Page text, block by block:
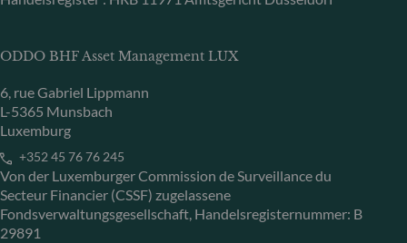
ODDO BHF Asset Management LUX
6, rue Gabriel Lippmann
L-5365 Munsbach
Luxemburg
+352 45 76 76 245
Von der Luxemburger Commission de Surveillance du
Secteur Financier (CSSF) zugelassene
Fondsverwaltungsgesellschaft, Handelsregisternummer: B
29891